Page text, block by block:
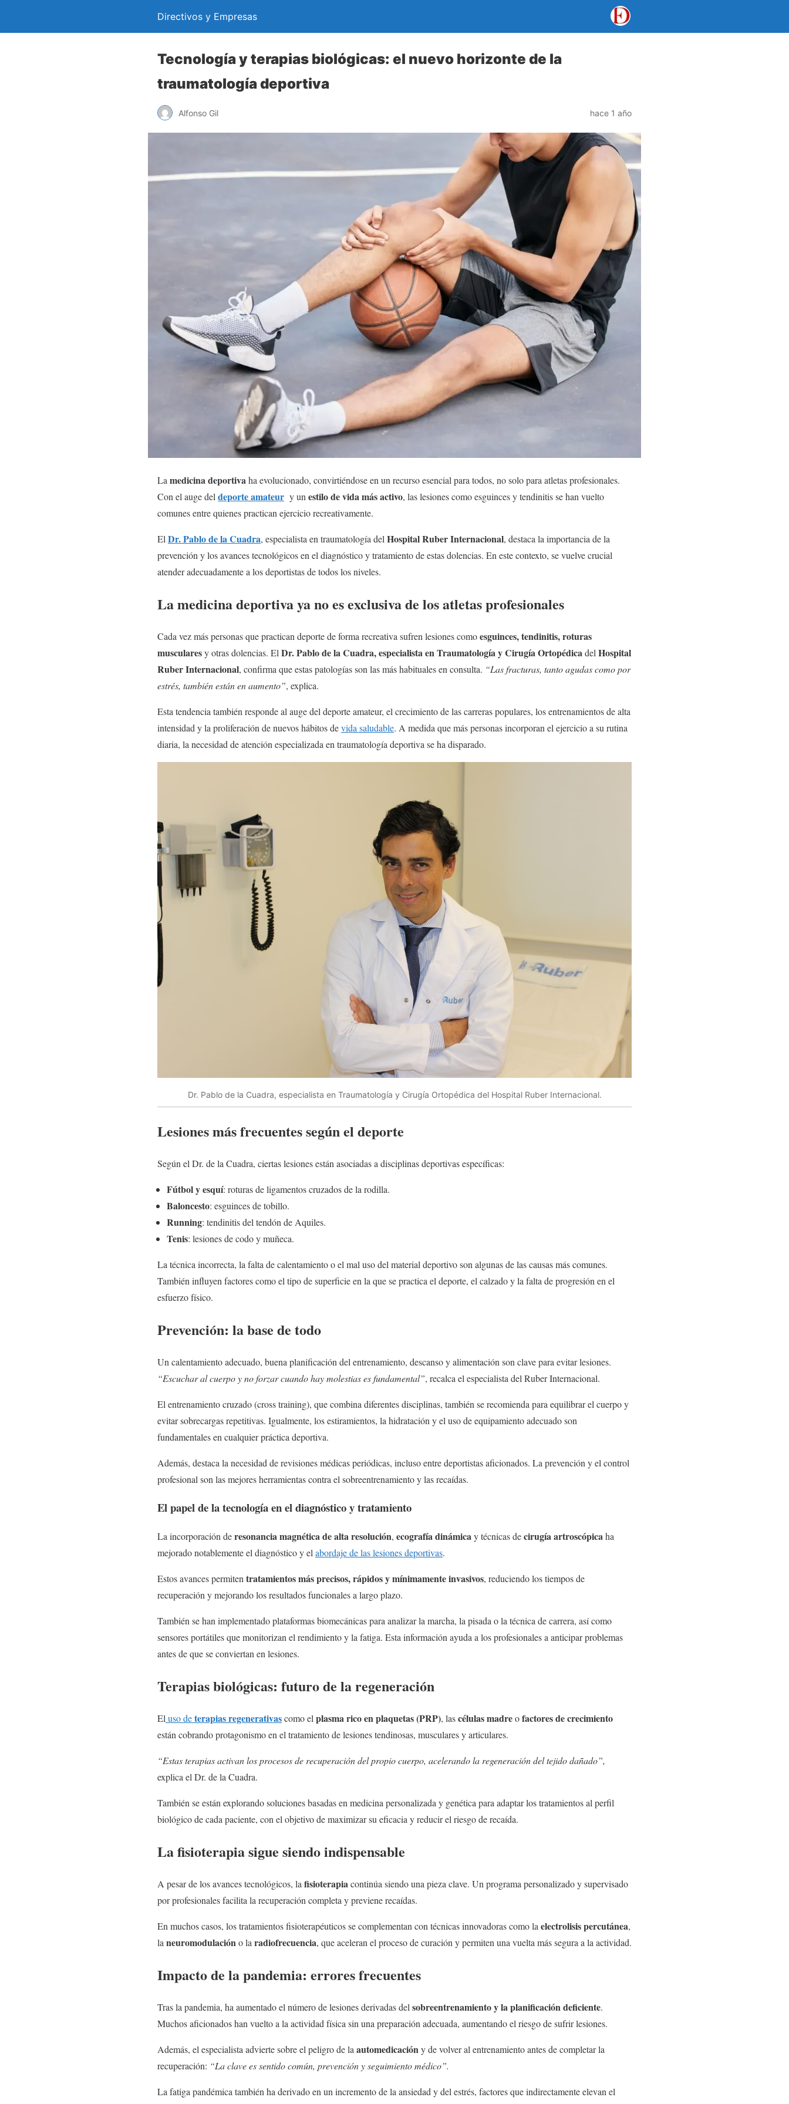
Directivos y Empresas
Tecnología y terapias biológicas: el nuevo horizonte de la
traumatología deportiva
Alfonso Gil hace 1 año
La medicina deportivaha evolucionado, convirtiéndose en un recurso esencial para todos, no solo para atletas profesionales.
Con el auge del deporte amateur y un estilo de vida más activo, las lesiones como esguinces y tendinitis se han vuelto
comunes entre quienes practican ejercicio recreativamente.
El Dr. Pablo de la Cuadra, especialista en traumatología del Hospital Ruber Internacional, destaca la importancia de la
prevención y los avances tecnológicos en el diagnóstico y tratamiento de estas dolencias. En este contexto, se vuelve crucial
atender adecuadamente a los deportistas de todos los niveles.
La medicina deportiva ya no es exclusiva de los atletas profesionales
Cada vez más personas que practican deporte de forma recreativa sufren lesiones comoesguinces, tendinitis, roturas
muscularesy otras dolencias. El Dr. Pablo de la Cuadra, especialista en Traumatología y Cirugía Ortopédica del Hospital
Ruber Internacional, confirma que estas patologías son las más habituales en consulta. “Las fracturas, tanto agudas como por
estrés, también están en aumento”, explica.
Esta tendencia también responde al auge del deporte amateur, el crecimiento de las carreras populares, los entrenamientos de alta
intensidad y la proliferación de nuevos hábitos devida saludable. A medida que más personas incorporan el ejercicio a su rutina
diaria, la necesidad de atención especializada en traumatología deportiva se ha disparado.
Dr. Pablo de la Cuadra, especialista en Traumatología y Cirugía Ortopédica del Hospital Ruber Internacional.
Lesiones más frecuentes según el deporte
Según el Dr. de la Cuadra, ciertas lesiones están asociadas a disciplinas deportivas específicas:
Fútbol y esquí: roturas de ligamentos cruzados de la rodilla.
Baloncesto: esguinces de tobillo.
Running: tendinitis del tendón de Aquiles.
Tenis: lesiones de codo y muñeca.
La técnica incorrecta, la falta de calentamiento o el mal uso del material deportivo son algunas de las causas más comunes.
También influyen factores como el tipo de superficie en la que se practica el deporte, el calzado y la falta de progresión en el
esfuerzo físico.
Prevención: la base de todo
Un calentamiento adecuado, buena planificación del entrenamiento, descanso y alimentación son clave para evitar lesiones.
“Escuchar al cuerpo y no forzar cuando hay molestias es fundamental”, recalca el especialista del Ruber Internacional.
El entrenamiento cruzado (cross training), que combina diferentes disciplinas, también se recomienda para equilibrar el cuerpo y
evitar sobrecargas repetitivas. Igualmente, los estiramientos, la hidratación y el uso de equipamiento adecuado son
fundamentales en cualquier práctica deportiva.
Además, destaca la necesidad de revisiones médicas periódicas, incluso entre deportistas aficionados. La prevención y el control
profesional son las mejores herramientas contra el sobreentrenamiento y las recaídas.
El papel de la tecnología en el diagnóstico y tratamiento
La incorporación deresonancia magnética de alta resolución, ecografía dinámicay técnicas decirugía artroscópicaha
mejorado notablemente el diagnóstico y elabordaje de las lesiones deportivas.
Estos avances permitentratamientos más precisos, rápidos y mínimamente invasivos, reduciendo los tiempos de
recuperación y mejorando los resultados funcionales a largo plazo.
También se han implementado plataformas biomecánicas para analizar la marcha, la pisada o la técnica de carrera, así como
sensores portátiles que monitorizan el rendimiento y la fatiga. Esta información ayuda a los profesionales a anticipar problemas
antes de que se conviertan en lesiones.
Terapias biológicas: futuro de la regeneración
El uso deterapias regenerativascomo el plasma rico en plaquetas (PRP), lascélulas madreofactores de crecimiento
están cobrando protagonismo en el tratamiento de lesiones tendinosas, musculares y articulares.
“Estas terapias activan los procesos de recuperación del propio cuerpo, acelerando la regeneración del tejido dañado”,
explica el Dr. de la Cuadra.
También se están explorando soluciones basadas en medicina personalizada y genética para adaptar los tratamientos al perfil
biológico de cada paciente, con el objetivo de maximizar su eficacia y reducir el riesgo de recaída.
La fisioterapia sigue siendo indispensable
A pesar de los avances tecnológicos, la fisioterapiacontinúa siendo una pieza clave. Un programa personalizado y supervisado
por profesionales facilita la recuperación completa y previene recaídas.
En muchos casos, los tratamientos fisioterapéuticos se complementan con técnicas innovadoras como la electrolisis percutánea,
la neuromodulacióno la radiofrecuencia, que aceleran el proceso de curación y permiten una vuelta más segura a la actividad.
Impacto de la pandemia: errores frecuentes
Tras la pandemia, ha aumentado el número de lesiones derivadas del sobreentrenamiento y la planificación deficiente.
Muchos aficionados han vuelto a la actividad física sin una preparación adecuada, aumentando el riesgo de sufrir lesiones.
Además, el especialista advierte sobre el peligro de la automedicacióny de volver al entrenamiento antes de completar la
recuperación: “La clave es sentido común, prevención y seguimiento médico”.
La fatiga pandémica también ha derivado en un incremento de la ansiedad y del estrés, factores que indirectamente elevan el